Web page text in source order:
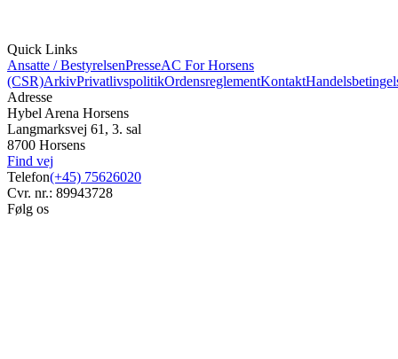
Quick Links
Ansatte / BestyrelsenPresseAC For Horsens
(CSR)ArkivPrivatlivspolitikOrdensreglementKontakt
Adresse
Hybel Arena Horsens
Langmarksvej 61, 3. sal
8700 Horsens
Find vej
Telefon(+45) 75626020
Cvr. nr.: 89943728
Følg os